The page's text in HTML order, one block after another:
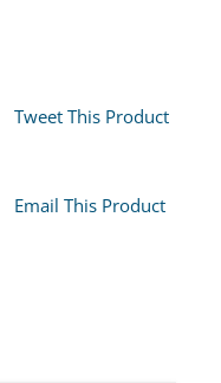
Tweet This Product
Email This Product